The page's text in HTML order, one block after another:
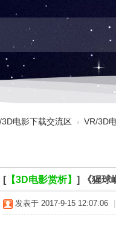
3D电影下载交流区 › VR/3D
[【3D电影赏析】 ] 《猩
发表于 2017-9-15 12:07:06